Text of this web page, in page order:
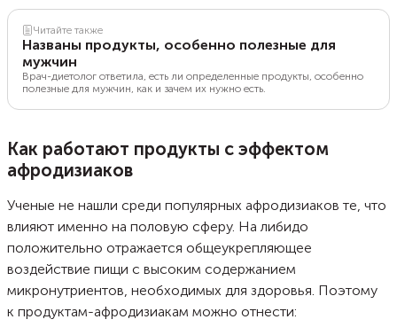
Читайте также
Названы продукты, особенно полезные для
мужчин
Врач-диетолог ответила, есть ли определенные продукты, особенно
полезные для мужчин, как и зачем их нужно есть.
Как работают продукты с эффектом
афродизиаков
Ученые не нашли среди популярных афродизиаков те, что
влияют именно на половую сферу. На либидо
положительно отражается общеукрепляющее
воздействие пищи с высоким содержанием
микронутриентов, необходимых для здоровья. Поэтому
к продуктам-афродизиакам можно отнести: